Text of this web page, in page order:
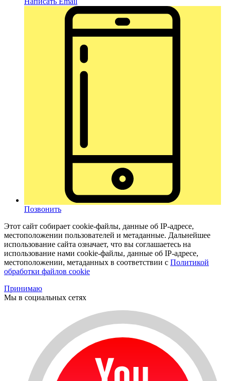
Позвонить
Этот сайт собирает cookie-файлы, данные об IP-адресе,
местоположении пользователей и метаданные. Дальнейшее
использование сайта означает, что вы соглашаетесь на
использование нами cookie-файлы, данные об IP-адресе,
местоположении, метаданных в соответствии с Политикой
обработки файлов cookie
Принимаю
Мы в социальных сетях